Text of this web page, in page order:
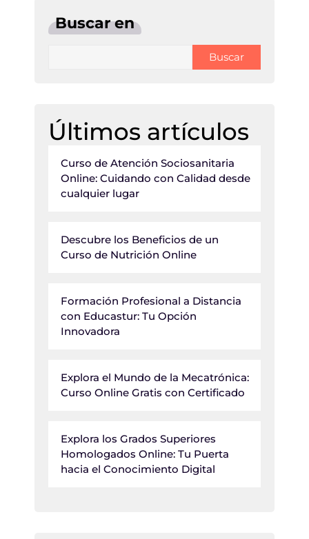
Buscar en
Buscar
Últimos artículos
Curso de Atención Sociosanitaria
Online: Cuidando con Calidad desde
cualquier lugar
Descubre los Beneficios de un
Curso de Nutrición Online
Formación Profesional a Distancia
con Educastur: Tu Opción
Innovadora
Explora el Mundo de la Mecatrónica:
Curso Online Gratis con Certificado
Explora los Grados Superiores
Homologados Online: Tu Puerta
hacia el Conocimiento Digital